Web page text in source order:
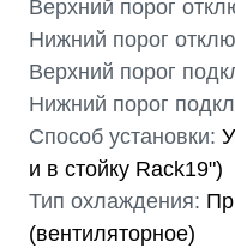
Верхний порог
Нижний порог
Верхний порог
Нижний порог
Способ установки:
и в стойку Rack19")
Тип охлаждения:
(вентиляторное)